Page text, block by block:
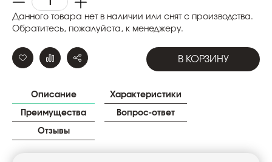
Данного товара нет в наличии или снят с производства.
Обратитесь, пожалуйста, к менеджеру.
В КОРЗИНУ
Описание Характеристики
Преимущества Вопрос-ответ
Отзывы